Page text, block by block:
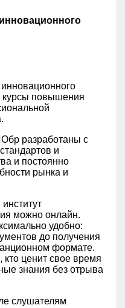
курсы повышения
разработаны с
и
и постоянно
рынка и
можно онлайн.
удобно:
до получения
формате.
кто ценит свое время
знания без отрыва
слушателям